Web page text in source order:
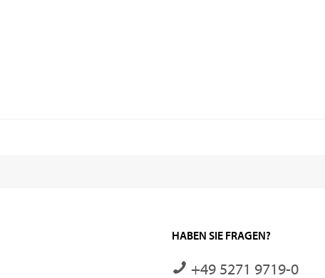
HABEN SIE FRAGEN?
+49 5271 9719-0